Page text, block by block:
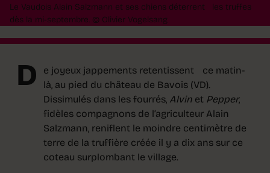
Le Vaudois Alain Salzmann et ses chiens déterrent les truffes
dès la mi-septembre. © Olivier Vogelsang
D
e joyeux jappements retentissent ce matin-
là, au pied du château de Bavois (VD).
Dissimulés dans les fourrés, Alvin et Pepper,
fidèles compagnons de l’agriculteur Alain
Salzmann, reniflent le moindre centimètre de
terre de la truffière créée il y a dix ans sur ce
coteau surplombant le village.